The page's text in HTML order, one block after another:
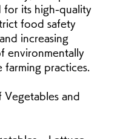
for its high-quality
food safety
increasing
environmentally
farming practices.
Vegetables and